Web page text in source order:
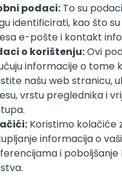
podaci: To su
identificirati, kao što su
e-pošte i kontakt
o korištenju:Ovi
informacije o tome
našu web stranicu,
vrstu preglednika i
Koristimo kolačiće
informacija o
i poboljšanje